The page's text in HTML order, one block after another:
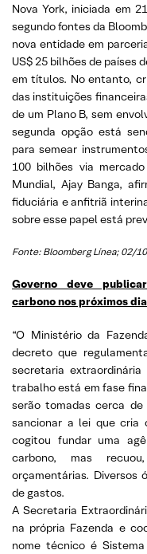
Nova York, iniciada em
segundo fontes da
nova entidade em
US$ 25 bilhões de países
em títulos. No entanto,
das instituições
de um Plano B, sem
segunda opção está
para semear
100 bilhões via
Mundial, Ajay Banga,
fiduciária e anfitriã
sobre esse papel está
Fonte: Bloomberg Línea; 02/
Governo deve
carbono nos próximos
“O Ministério da
decreto que
secretaria
trabalho está em fase
serão tomadas cerca
sancionar a lei que cria
cogitou fundar uma
carbono, mas
orçamentárias. Diversos
de gastos.
A Secretaria
na própria Fazenda e
nome técnico é